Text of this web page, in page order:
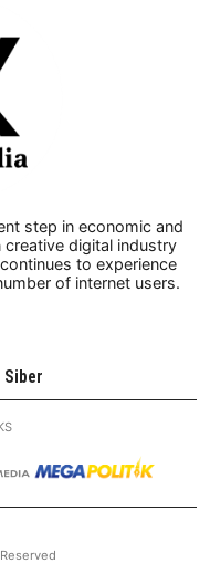
step in economic and
digital industry
to experience
of internet users.
Siber